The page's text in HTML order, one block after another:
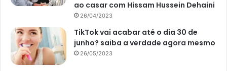
muitos frutos para você e sua família. Desse modo, não
deixe de prestar atenção em cada uma das dicas e aplicá-
las em suas plantinhas.
ao casar com Hissam Hussein Dehaini
26/04/2023
TikTok vai acabar até o dia 30 de
junho? saiba a verdade agora mesmo
26/05/2023